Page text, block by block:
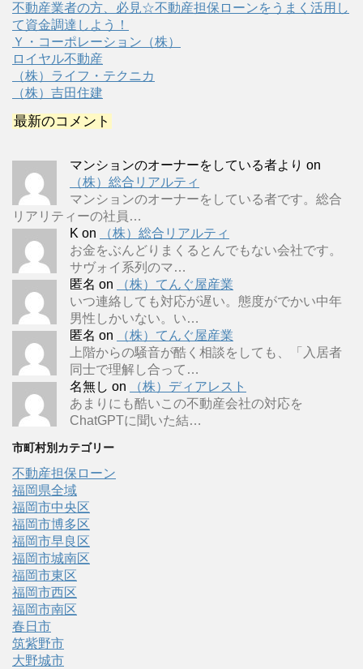
不動産業者の方、必見☆不動産担保ローンをうまく活用し
て資金調達しよう！
Ｙ・コーポレーション（株）
ロイヤル不動産
（株）ライフ・テクニカ
（株）吉田住建
最新のコメント
マンションのオーナーをしている者より on
（株）総合リアルティ
マンションのオーナーをしている者です。総合
リアリティーの社員…
K on
（株）総合リアルティ
お金をぶんどりまくるとんでもない会社です。
サヴォイ系列のマ…
匿名 on
（株）てんぐ屋産業
いつ連絡しても対応が遅い。態度がでかい中年
男性しかいない。い…
匿名 on
（株）てんぐ屋産業
上階からの騒音が酷く相談をしても、「入居者
同士で理解し合って…
名無し on
（株）ディアレスト
あまりにも酷いこの不動産会社の対応を
ChatGPTに聞いた結…
市町村別カテゴリー
不動産担保ローン
福岡県全域
福岡市中央区
福岡市博多区
福岡市早良区
福岡市城南区
福岡市東区
福岡市西区
福岡市南区
春日市
筑紫野市
大野城市